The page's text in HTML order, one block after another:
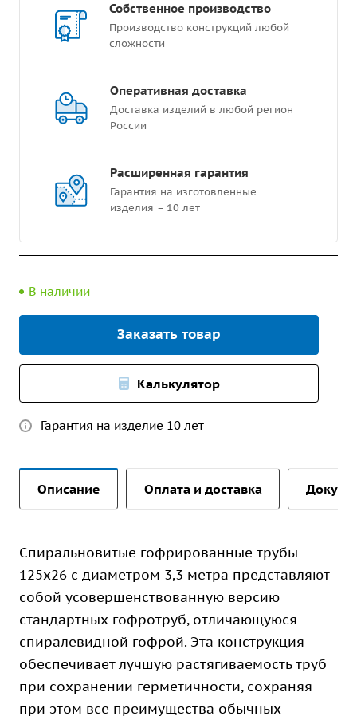
Собственное производство
Производство конструкций любой
сложности
Оперативная доставка
Доставка изделий в любой регион
России
Расширенная гарантия
Гарантия на изготовленные
изделия – 10 лет
В наличии
Заказать товар
Калькулятор
Гарантия на изделие 10 лет
Описание Оплата и доставка
Спиральновитые гофрированные трубы
125х26 с диаметром 3,3 метра представляют
собой усовершенствованную версию
стандартных гофротруб, отличающуюся
спиралевидной гофрой. Эта конструкция
обеспечивает лучшую растягиваемость труб
при сохранении герметичности, сохраняя
при этом все преимущества обычных